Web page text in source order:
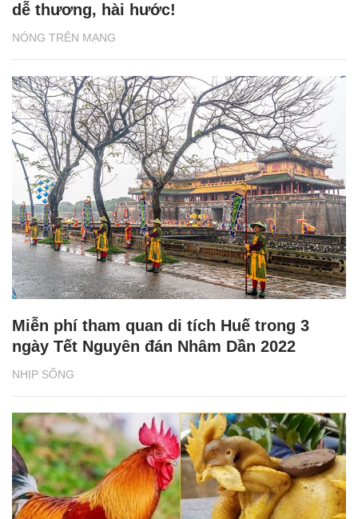
NÓNG TRÊN MẠNG
dễ thương, hài hước!
NHỊP SỐNG
Miễn phí tham quan di tích Huế trong 3
ngày Tết Nguyên đán Nhâm Dần 2022